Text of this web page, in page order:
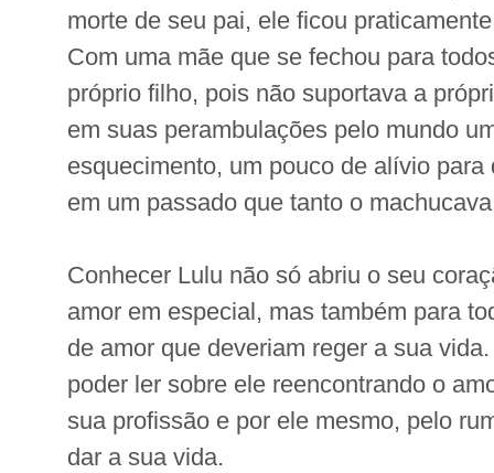
morte de seu pai, ele ficou
Com uma mãe que se fechou para
próprio filho, pois não suportava a
em suas perambulações pelo mundo
esquecimento, um pouco de alívio
em um passado que tanto o
Conhecer Lulu não só abriu o seu
amor em especial, mas também para
de amor que deveriam reger a sua
poder ler sobre ele reencontrando o
sua profissão e por ele mesmo, pelo
dar a sua vida.